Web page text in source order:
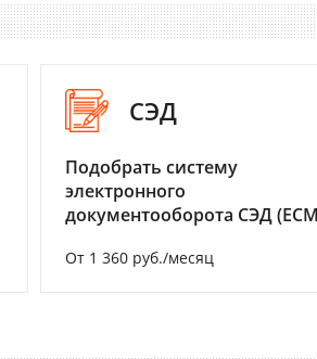
СЭД
Подобрать систему
электронного
документооборота СЭД
От 1 360 руб./месяц